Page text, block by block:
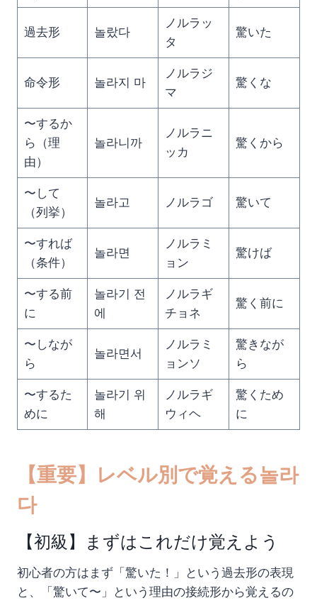
過去形 놀랐다
ノルラッ
タ
驚いた
命令形 놀라지 마
ノルラジ
マ
驚くな
〜するか
ら（理
由）
놀라니까
ノルラニ
ッカ
驚くから
〜して
（列挙）
놀라고 ノルラゴ 驚いて
〜すれば
（条件）
놀라면
ノルラミ
ョン
驚けば
〜する前
に
놀라기 전
에
ノルラギ
チョネ
驚く前に
〜しなが
ら
놀라면서
ノルラミ
ョンソ
驚きなが
ら
〜するた
めに
놀라기 위
해
ノルラギ
ウィヘ
驚くため
に
【重要】レベル別で覚える놀라
다
【初級】まずはこれだけ覚えよう
初心者の方はまず「驚いた！」という過去形の表現
と、「驚いて〜」という理由の接続形から覚えるの